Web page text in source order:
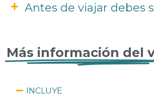
Antes de viajar debes
Más información del
INCLUYE